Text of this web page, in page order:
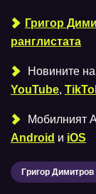
Григор
ранглистата
Новините
YouTube,
Мобилният
Android и iOS
Григор Димитров